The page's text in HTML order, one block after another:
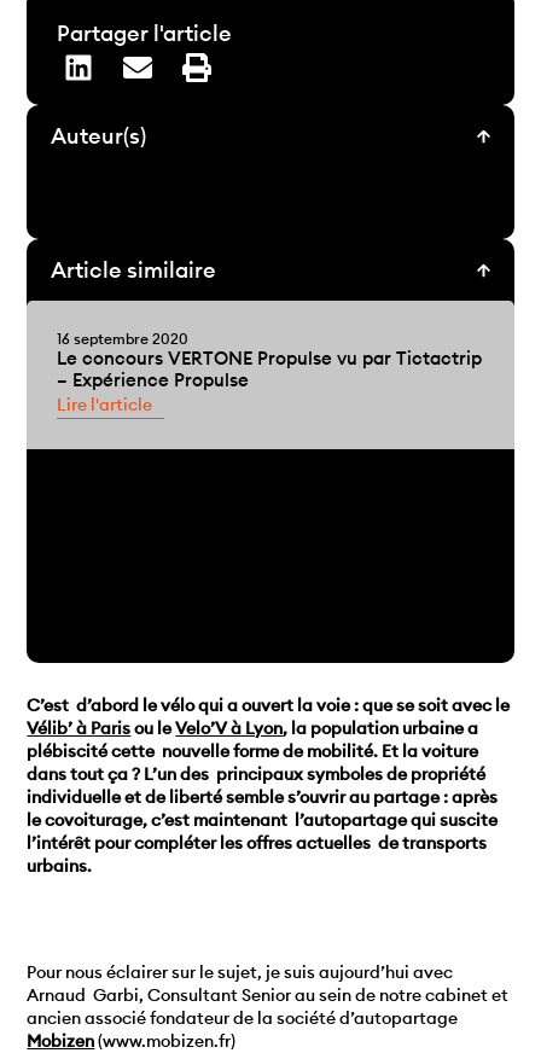
C’est d’abord le vélo qui a ouvert la voie : que se soit avec le
Vélib’ à Parisou leVelo’V à Lyon, la population urbaine a
plébiscité cette nouvelle forme de mobilité. Et la voiture
dans tout ça ? L’un des principaux symboles de propriété
individuelle et de liberté semble s’ouvrir au partage : après
le covoiturage, c’est maintenant l’autopartage qui suscite
l’intérêt pour compléter les offres actuelles de transports
urbains.
Pour nous éclairer sur le sujet, je suis aujourd’hui avec
Arnaud Garbi, Consultant Senior au sein de notre cabinet et
ancien associé fondateur de la société d’autopartage
Mobizen(www.mobizen.fr)
Partager l'article
Auteur(s)
Article similaire
16 septembre 2020
Le concours VERTONE Propulse vu par Tictactrip
– Expérience Propulse
Lire l'article